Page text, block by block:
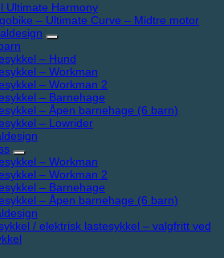
Ultimate Harmony
– Ultimate Curve – Midtre motor
– Hund
– Workman
– Workman 2
– Barnehage
– Åpen barnehage (6 barn)
– Lowrider
– Workman
– Workman 2
– Barnehage
– Åpen barnehage (6 barn)
/ elektrisk lastesykkel – valgfritt ved